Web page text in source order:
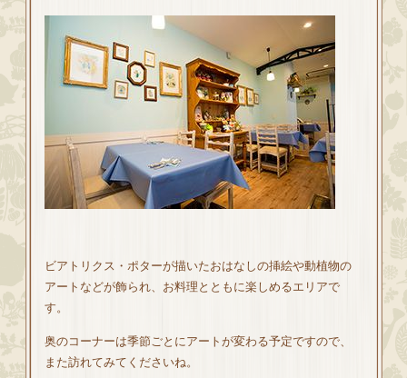
ビアトリクス・ポターが描いたおはなしの挿絵や動植物の
アートなどが飾られ、お料理とともに楽しめるエリアで
す。
奥のコーナーは季節ごとにアートが変わる予定ですので、
また訪れてみてくださいね。